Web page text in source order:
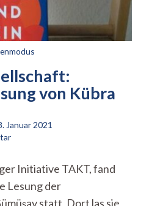
von Kübra
Januar 2021
zu
Gesellschaft:
Gedanken
zur
Initiative TAKT, fand
Lesung der
statt. Dort las sie